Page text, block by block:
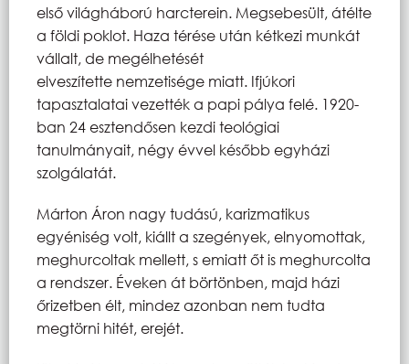
első világháború harcterein. Megsebesült, átélte
a földi poklot. Haza térése után kétkezi munkát
vállalt, de megélhetését
elveszítette nemzetisége miatt. Ifjúkori
tapasztalatai vezették a papi pálya felé. 1920-
ban 24 esztendősen kezdi teológiai
tanulmányait, négy évvel később egyházi
szolgálatát.
Márton Áron nagy tudású, karizmatikus
egyéniség volt, kiállt a szegények, elnyomottak,
meghurcoltak mellett, s emiatt őt is meghurcolta
a rendszer. Éveken át börtönben, majd házi
őrizetben élt, mindez azonban nem tudta
megtörni hitét, erejét.